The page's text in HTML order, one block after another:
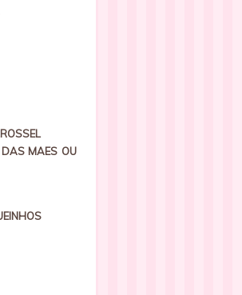
MAES OU